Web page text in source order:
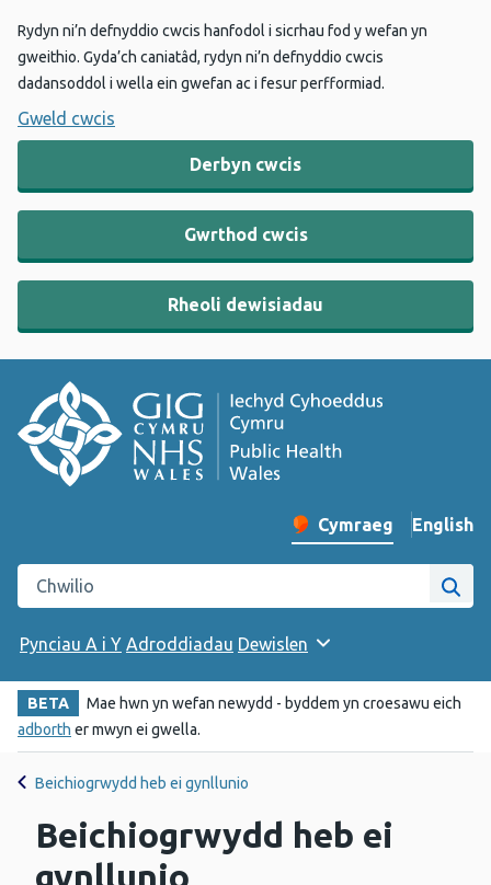
Rydyn ni’n defnyddio cwcis hanfodol i sicrhau fod y wefan yn
gweithio. Gyda’ch caniatâd, rydyn ni’n defnyddio cwcis
dadansoddol i wella ein gwefan ac i fesur perfformiad.
Gweld cwcis
Derbyn cwcis
Gwrthod cwcis
Rheoli dewisiadau
Newid iaith y wefan
Cymraeg English
–
Chwilio gwefan Iechyd Cyhoeddus Cymru
Pynciau A i Y Adroddiadau Dewislen
BETA
Mae hwn yn wefan newydd - byddem yn croesawu eich
adborth er mwyn ei gwella.
Beichiogrwydd heb ei gynllunio
Beichiogrwydd heb ei
gynllunio